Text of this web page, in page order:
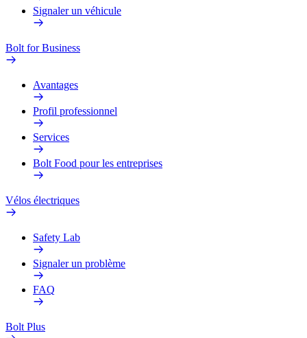
Signaler un véhicule
Bolt for Business
Avantages
Profil professionnel
Services
Bolt Food pour les entreprises
Vélos électriques
Safety Lab
Signaler un problème
FAQ
Bolt Plus